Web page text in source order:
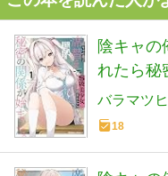
陰キャの
れたら秘
川コミッ
バラマツ
18